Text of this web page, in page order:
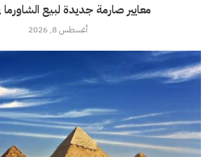
معايير صارمة جديدة لبيع الشاورما
أغسطس 8, 2026